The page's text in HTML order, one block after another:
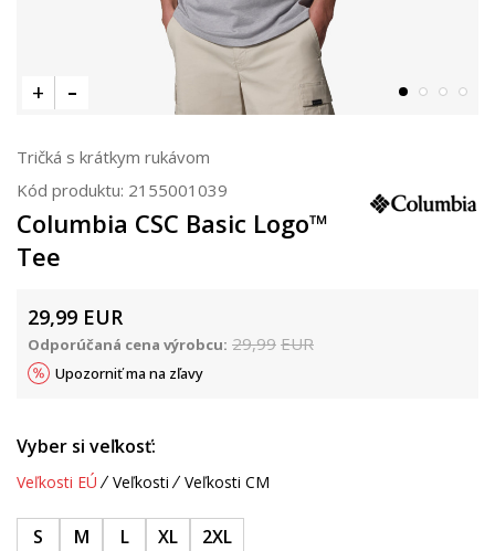
Tričká s krátkym rukávom
Kód produktu: 2155001039
Columbia CSC Basic Logo™
Tee
29,99 EUR
Odporúčaná cena výrobcu: 29,99 EUR
Upozorniť ma na zľavy
Vyber si veľkosť:
Veľkosti EÚ Veľkosti Veľkosti CM
S M L XL 2XL